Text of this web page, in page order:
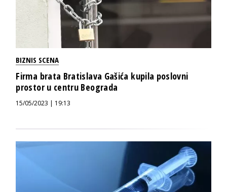
BIZNIS SCENA
Firma brata Bratislava Gašića kupila poslovni
prostor u centru Beograda
15/05/2023 | 19:13